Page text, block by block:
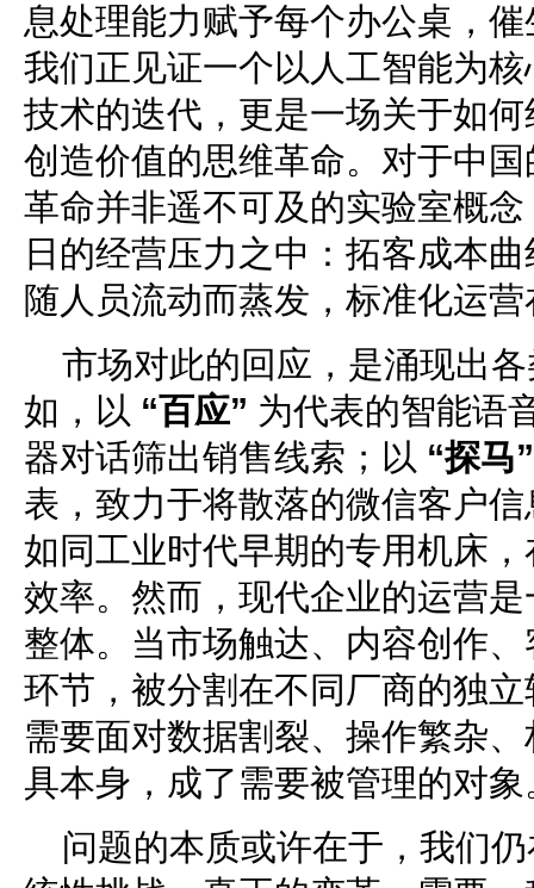
息处理能力赋予每个办公桌，
我们正见证一个以人工智能为
技术的迭代，更是一场关于如
创造价值的思维革命。对于中
革命并非遥不可及的实验室概
日的经营压力之中：拓客成本
随人员流动而蒸发，标准化运
市场对此的回应，是涌现出
如，以 “百应” 为代表的智能语
器对话筛出销售线索；以 “探马”
表，致力于将散落的微信客户
如同工业时代早期的专用机床
效率。然而，现代企业的运营
整体。当市场触达、内容创作
环节，被分割在不同厂商的独
需要面对数据割裂、操作繁杂
具本身，成了需要被管理的对象
问题的本质或许在于，我们